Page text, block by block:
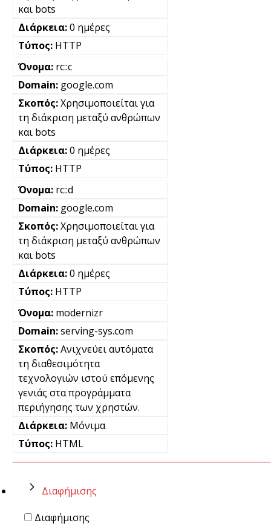
και bots
0 ημέρες
HTTP
rc::c
google.com
Χρησιμοποιείται για
τη διάκριση μεταξύ ανθρώπων
και bots
0 ημέρες
HTTP
rc::d
google.com
Χρησιμοποιείται για
τη διάκριση μεταξύ ανθρώπων
και bots
0 ημέρες
HTTP
modernizr
serving-sys.com
Ανιχνεύει αυτόματα
τη διαθεσιμότητα
τεχνολογιών ιστού επόμενης
γενιάς στα προγράμματα
περιήγησης των χρηστών.
Μόνιμα
HTML
Διαφήμισης
Διαφήμισης